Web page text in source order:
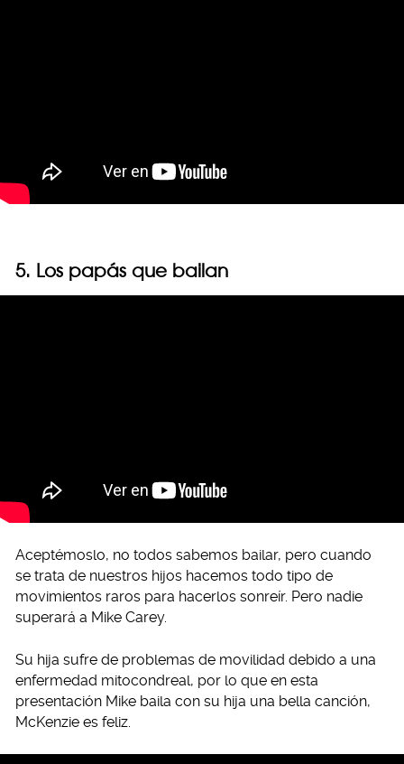
5. Los papás que bailan
Aceptémoslo, no todos sabemos bailar, pero cuando
se trata de nuestros hijos hacemos todo tipo de
movimientos raros para hacerlos sonreír. Pero nadie
superará a Mike Carey.
Su hija sufre de problemas de movilidad debido a una
enfermedad mitocondreal, por lo que en esta
presentación Mike baila con su hija una bella canción,
McKenzie es feliz.